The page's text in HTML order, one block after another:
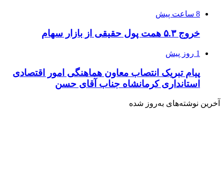
8 ساعت پیش
خروج ۵.۳ همت پول حقیقی از بازار سهام
1 روز پیش
پیام تبریک انتصاب معاون هماهنگی امور اقتصادی
استانداری کرمانشاه جناب آقای حسن
آخرین نوشته‌های‌ به‌روز شده